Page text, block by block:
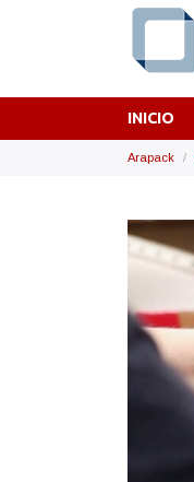
INICIO
Arapack